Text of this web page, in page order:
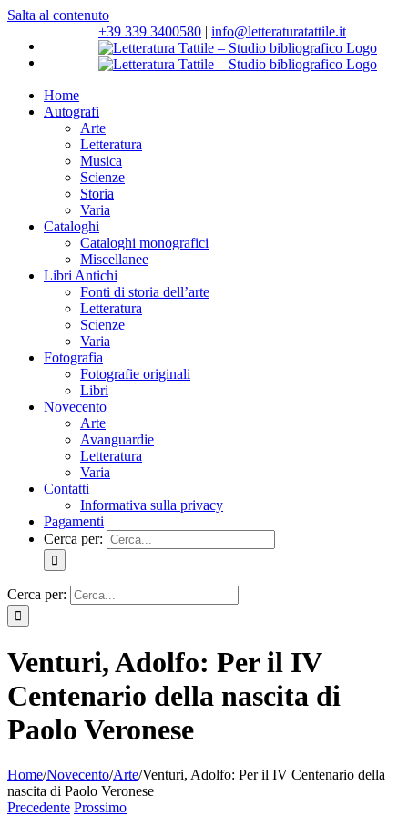
Salta al contenuto
+39 339 3400580 | info@letteraturatattile.it
Home
Autografi
Arte
Letteratura
Musica
Scienze
Storia
Varia
Cataloghi
Cataloghi monografici
Miscellanee
Libri Antichi
Fonti di storia dell’arte
Letteratura
Scienze
Varia
Fotografia
Fotografie originali
Libri
Novecento
Arte
Avanguardie
Letteratura
Varia
Contatti
Informativa sulla privacy
Pagamenti
Cerca per:
Cerca per:
Venturi, Adolfo: Per il IV
Centenario della nascita di
Paolo Veronese
Home/Novecento/Arte/Venturi, Adolfo: Per il IV Centenario della
nascita di Paolo Veronese
Precedente Prossimo